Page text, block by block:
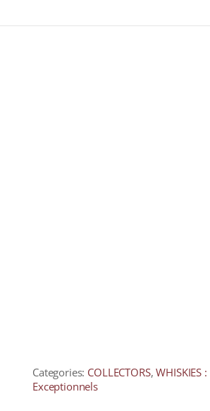
Categories: COLLECTORS,WHISKIES
Exceptionnels